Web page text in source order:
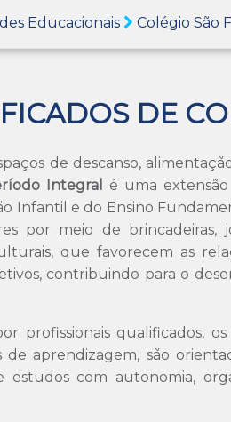
Educacionais Colégio São
DE
de descanso,
Integral
é uma
Infantil e do Ensino
por meio de brincadeiras,
que favorecem as
contribuindo para o
profissionais qualificados,
de aprendizagem, são
estudos com autonomia,